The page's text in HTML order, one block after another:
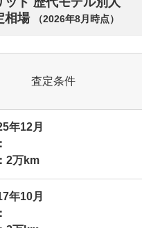
相場
（2026年8月 時点）
査定条件
年12月
2万km
年10月